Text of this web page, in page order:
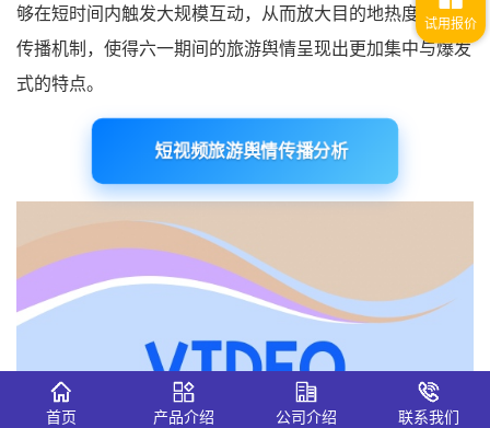
够在短时间内触发大规模互动，从而放大目的地热度。这种
传播机制，使得六一期间的旅游舆情呈现出更加集中与爆发
式的特点。
短视频旅游舆情传播分析
首页 产品介绍 公司介绍 联系我们